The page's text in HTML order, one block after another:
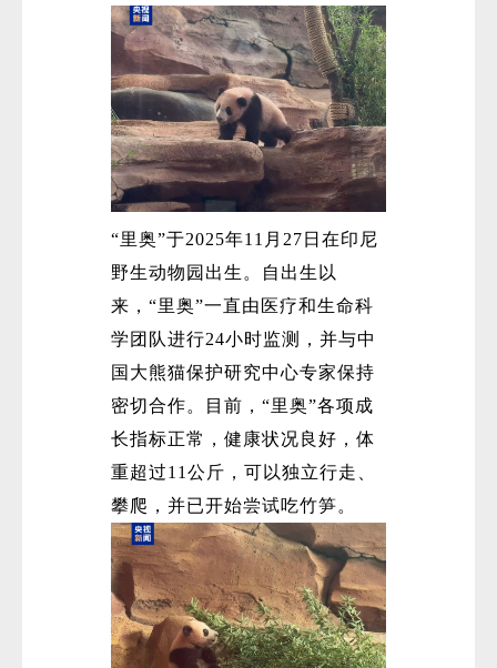
“里奥”于2025年11月27日在印尼
野生动物园出生。自出生以
来，“里奥”一直由医疗和生命科
学团队进行24小时监测，并与中
国大熊猫保护研究中心专家保持
密切合作。目前，“里奥”各项成
长指标正常，健康状况良好，体
重超过11公斤，可以独立行走、
攀爬，并已开始尝试吃竹笋。